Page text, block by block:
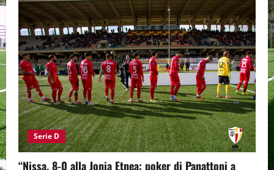
Serie D
“Nissa, 8-0 alla Jonia Etnea: poker di Panattoni a